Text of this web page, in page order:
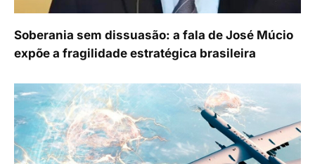
Soberania sem dissuasão: a fala de José Múcio
expõe a fragilidade estratégica brasileira